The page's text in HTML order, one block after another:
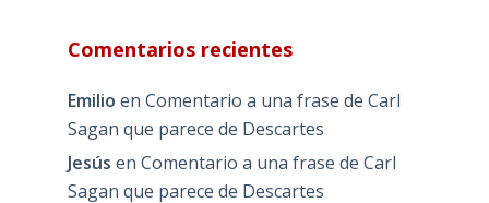
Comentarios recientes
Emilio en Comentario a una frase de Carl
Sagan que parece de Descartes
Jesús en Comentario a una frase de Carl
Sagan que parece de Descartes